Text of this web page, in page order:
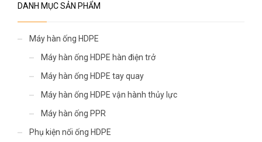
DANH MỤC SẢN PHẨM
Máy hàn ống HDPE
Máy hàn ống HDPE hàn điện trở
Máy hàn ống HDPE tay quay
Máy hàn ống HDPE vận hành thủy lực
Máy hàn ống PPR
Phụ kiện nối ống HDPE